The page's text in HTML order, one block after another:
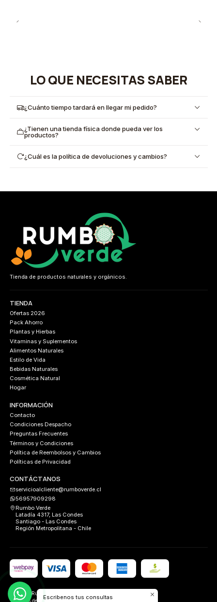
LO QUE NECESITAS SABER
¿Cuánto tiempo tardará en llegar mi pedido?
¿Tienen una tienda física donde pueda ver los
productos?
¿Cuál es la política de devoluciones y cambios?
Tienda de productos naturales y orgánicos.
TIENDA
Ofertas 2026
Pack Ahorro
Plantas y Hierbas
Vitaminas y Suplementos
Alimentos Naturales
Estilo de Vida
Bebidas Naturales
Cosmética Natural
Hogar
INFORMACIÓN
Contacto
Condiciones Despacho
Preguntas Frecuentes
Términos y Condiciones
Política de Reembolsos y Cambios
Políticas de Privacidad
CONTÁCTANOS
servicioalcliente@rumboverde.cl
56957909298
Rumbo Verde
Latadía 4317, Las Condes
Santiago - Las Condes
Región Metropolitana - Chile
2026 Rumbo Verde.
Todos los derechos reservados.Desarrollado por
Escribenos tus consultas